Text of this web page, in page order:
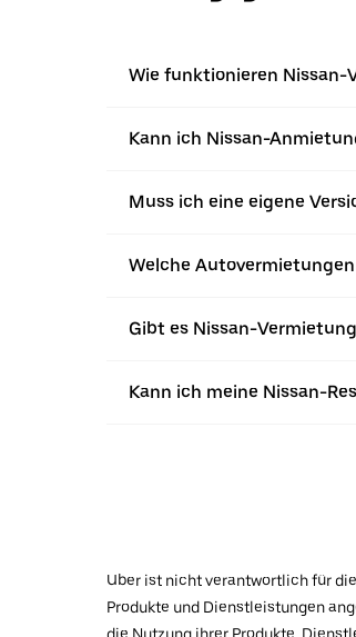
Wie funktionieren Nissan-
Kann ich Nissan-
Muss ich eine eigene
Welche
Gibt es Nissan-
Kann ich meine Nissan-
Uber ist nicht verantwortlich für
Produkte und Dienstleistungen